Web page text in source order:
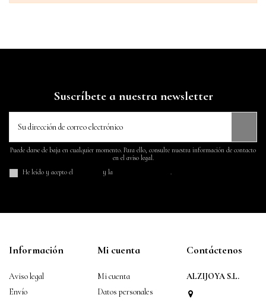
Suscríbete a nuestra newsletter
Puede darse de baja en cualquier momento. Para ello, consulte nuestra información de contacto
en el aviso legal.
He leído y acepto el
y la .
Información
Aviso legal
Envío
Mi cuenta
Mi cuenta
Datos personales
Contáctenos
ALZIJOYA S.L.